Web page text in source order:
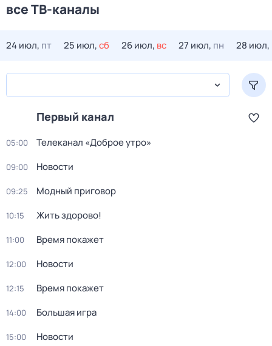
все ТВ-каналы
24 июл, пт 25 июл,сб 26 июл, вс 27 июл, пн 28 июл,
Первый канал
05:00 Телеканал «Доброе утро»
09:00 Новости
09:25 Модный приговор
10:15 Жить здорово!
11:00 Время покажет
12:00 Новости
12:15 Время покажет
14:00 Большая игра
15:00 Новости